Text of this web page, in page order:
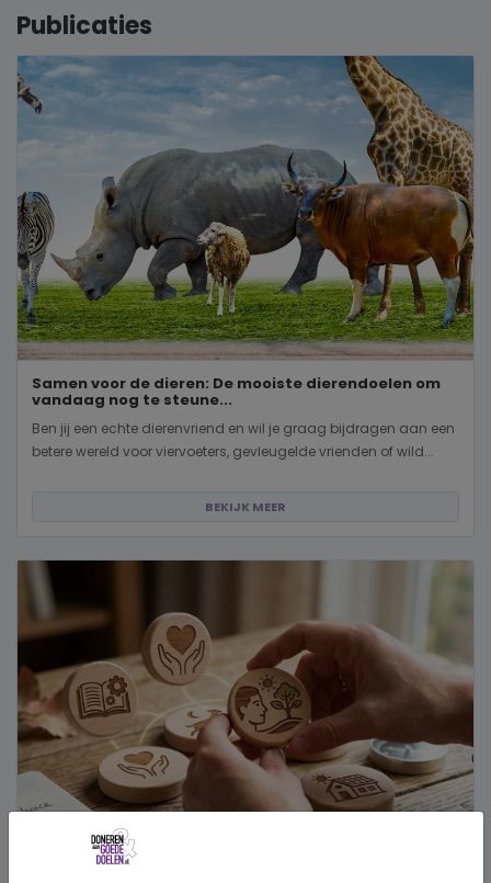
Publicaties
Samen voor de dieren: De mooiste dierendoelen om
vandaag nog te steune...
Ben jij een echte dierenvriend en wil je graag bijdragen aan een
betere wereld voor viervoeters, gevleugelde vrienden of wild...
BEKIJK MEER